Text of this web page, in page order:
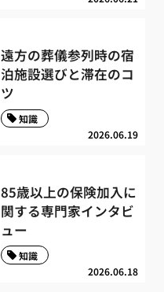
遠方の葬儀参列時の宿
泊施設選びと滞在のコ
ツ
2026.06.19
知識
85歳以上の保険加入に
関する専門家インタビ
ュー
2026.06.18
知識